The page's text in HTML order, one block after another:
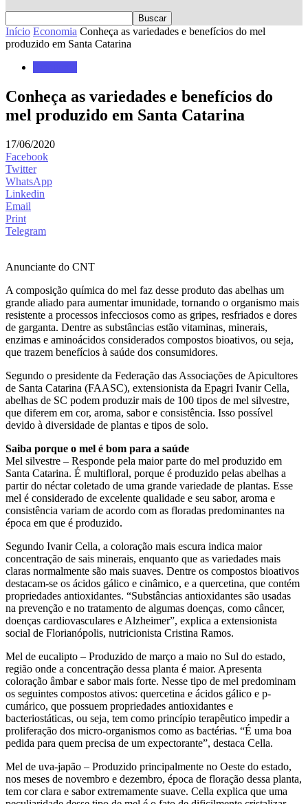
Início Economia Conheça as variedades e benefícios do mel
produzido em Santa Catarina
Conheça as variedades e benefícios do
mel produzido em Santa Catarina
17/06/2020
Facebook
Twitter
WhatsApp
Linkedin
Email
Print
Telegram
Anunciante do CNT
A composição química do mel faz desse produto das abelhas um
grande aliado para aumentar imunidade, tornando o organismo mais
resistente a processos infecciosos como as gripes, resfriados e dores
de garganta. Dentre as substâncias estão vitaminas, minerais,
enzimas e aminoácidos considerados compostos bioativos, ou seja,
que trazem benefícios à saúde dos consumidores.
Segundo o presidente da Federação das Associações de Apicultores
de Santa Catarina (FAASC), extensionista da Epagri Ivanir Cella,
abelhas de SC podem produzir mais de 100 tipos de mel silvestre,
que diferem em cor, aroma, sabor e consistência. Isso possível
devido à diversidade de plantas e tipos de solo.
Saiba porque o mel é bom para a saúde
Mel silvestre – Responde pela maior parte do mel produzido em
Santa Catarina. É multifloral, porque é produzido pelas abelhas a
partir do néctar coletado de uma grande variedade de plantas. Esse
mel é considerado de excelente qualidade e seu sabor, aroma e
consistência variam de acordo com as floradas predominantes na
época em que é produzido.
Segundo Ivanir Cella, a coloração mais escura indica maior
concentração de sais minerais, enquanto que as variedades mais
claras normalmente são mais suaves. Dentre os compostos bioativos
destacam-se os ácidos gálico e cinâmico, e a quercetina, que contém
propriedades antioxidantes. “Substâncias antioxidantes são usadas
na prevenção e no tratamento de algumas doenças, como câncer,
doenças cardiovasculares e Alzheimer”, explica a extensionista
social de Florianópolis, nutricionista Cristina Ramos.
Mel de eucalipto – Produzido de março a maio no Sul do estado,
região onde a concentração dessa planta é maior. Apresenta
coloração âmbar e sabor mais forte. Nesse tipo de mel predominam
os seguintes compostos ativos: quercetina e ácidos gálico e p-
cumárico, que possuem propriedades antioxidantes e
bacteriostáticas, ou seja, tem como princípio terapêutico impedir a
proliferação dos micro-organismos como as bactérias. “É uma boa
pedida para quem precisa de um expectorante”, destaca Cella.
Mel de uva-japão – Produzido principalmente no Oeste do estado,
nos meses de novembro e dezembro, época de floração dessa planta,
tem cor clara e sabor extremamente suave. Cella explica que uma